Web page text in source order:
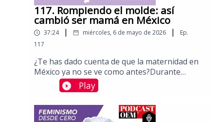
117. Rompiendo el molde: así
cambió ser mamá en México
37:24 | miércoles, 6 de mayo de 2026 |
Ep.
117
¿Te has dado cuenta de que la maternidad en
México ya no se ve como antes?Durante
décadas, ser mamá significaba una cosa:
casarse joven, tener varios hijos y dedicarse
por completo al hogar. Pero hoy, ese guión se
está reescribiendo. Las mujeres en México
Play